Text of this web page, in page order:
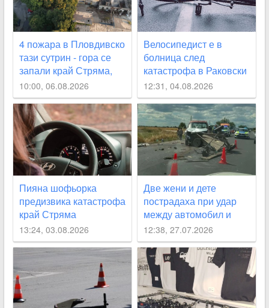
4 пожара в Пловдивско
тази сутрин - гора се
запали край Стряма,
къща - в Карлово
10:00, 06.08.2026
Велосипедист е в
болница след
катастрофа в Раковски
12:31, 04.08.2026
Пияна шофьорка
предизвика катастрофа
край Стряма
13:24, 03.08.2026
Две жени и дете
пострадаха при удар
между автомобил и
каруца край Раковски
12:38, 27.07.2026